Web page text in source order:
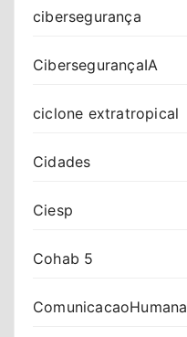
cibersegurança
CibersegurançaIA
ciclone extratropical
Cidades
Ciesp
Cohab 5
ComunicacaoHumana